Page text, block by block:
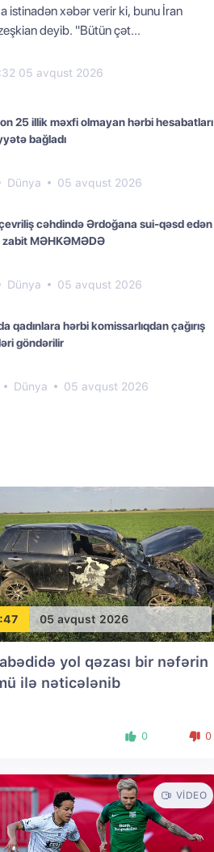
istinadən xəbər verir ki, bunu İran
deyib. "Bütün çət...
05 avqust 2026
25 illik məxfi olmayan hərbi hesabatları
bağladı
Dünya 05 avqust 2026
cəhdində Ərdoğana sui-qəsd edən
zabit MƏHKƏMƏDƏ
Dünya 05 avqust 2026
qadınlara hərbi komissarlıqdan çağırış
göndərilir
Dünya 05 avqust 2026
05 avqust 2026
yol qəzası bir nəfərin
ilə nəticələnib
0 0
VIDEO